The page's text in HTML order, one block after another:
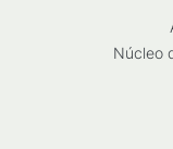
Núcleo